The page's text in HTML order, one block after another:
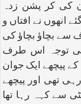
کی کر پشن زدہ
انھوں نے افتاں و
سے بچاؤ بچاؤ کی
کی توجہ اس طرف
کے پیچھے ایک جوان
تھی اور پیچھے
سے کہہ رہا تھا